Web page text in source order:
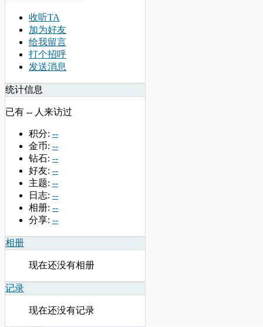
收听TA
加为好友
给我留言
打个招呼
发送消息
统计信息
已有 -- 人来访过
积分: --
金币: --
钻石: --
好友: --
主题: --
日志: --
相册: --
分享: --
相册
现在还没有相册
记录
现在还没有记录